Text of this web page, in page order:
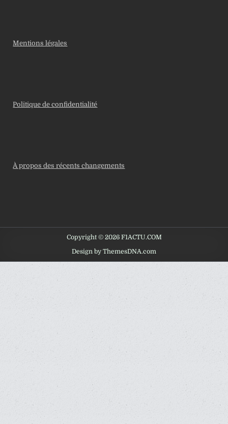
Mentions légales
Politique de confidentialité
À propos des récents changements
Copyright © 2026 F1ACTU.COM
Design by ThemesDNA.com